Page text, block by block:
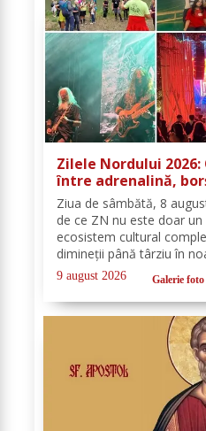
Zilele Nordului
între adrenalină,
ateliere și concerte
Ziua de sâmbătă, 8
de ce ZN nu este doar
ecosistem cultural
dimineții până târziu în
maraton (la propriu și la
dezbateri și decibeli,
9 august 2026 Galerie foto